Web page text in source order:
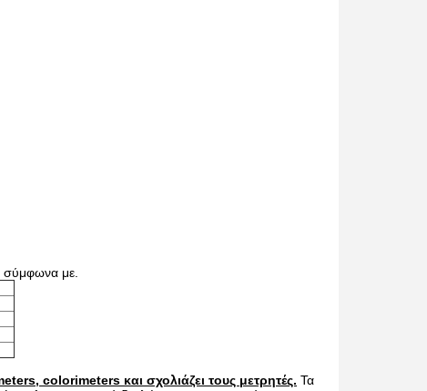
σύμφωνα με.
colorimeters και σχολιάζει τους μετρητές. Τα